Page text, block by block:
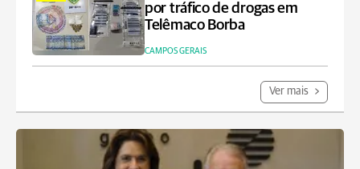
por tráfico de drogas em
Telêmaco Borba
CAMPOS GERAIS
Ver mais